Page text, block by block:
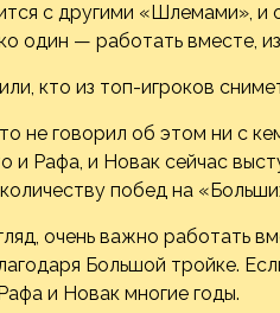
с другими «Шлемами», и
один — работать вместе,
кто из топ-игроков
не говорил об этом ни с
и Рафа, и Новак сейчас
побед на
очень важно работать
Большой тройке.
и Новак многие годы.